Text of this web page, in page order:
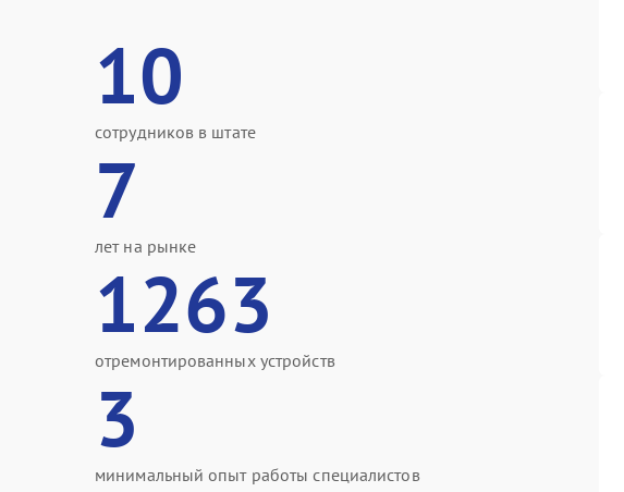
10
сотрудников в штате
7
лет на рынке
1263
отремонтированных устройств
3
минимальный опыт работы специалистов